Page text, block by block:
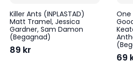
Killer Ants (INPLASTAD)
Matt Tramel, Jessica
Gardner, Sam Damon
(Begagnad)
89 kr
One
69